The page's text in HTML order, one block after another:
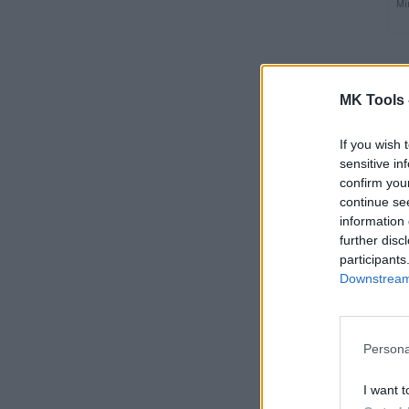
MK
If you wish
sensitive
confirm
continue
information
further
I want